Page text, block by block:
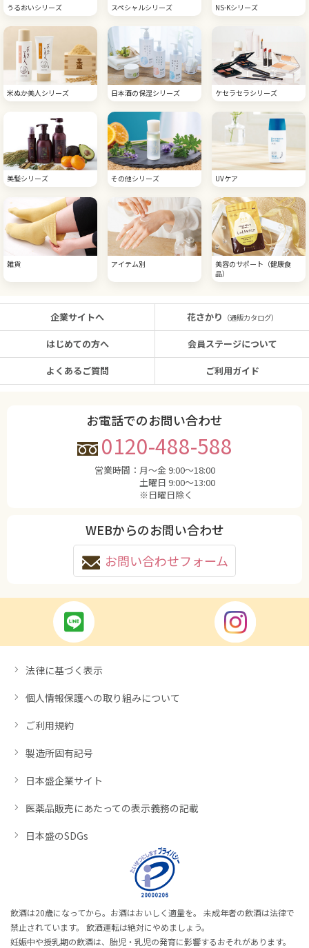
うるおいシリーズ スペシャルシリーズ NS-Kシリーズ
米ぬか美人シリーズ 日本酒の保湿シリーズ ケセラセラシリーズ
美髪シリーズ その他シリーズ UVケア
雑貨 アイテム別
美容のサポート（健康食
品）
企業サイトへ
はじめての方へ
よくあるご質問
花さかり （通販カタログ）
会員ステージについて
ご利用ガイド
お電話でのお問い合わせ
0120-488-588
営業時間： 月〜金 9:00〜18:00
土曜日 9:00〜13:00
※日曜日除く
WEBからのお問い合わせ
お問い合わせフォーム
法律に基づく表示
個人情報保護への取り組みについて
ご利用規約
製造所固有記号
日本盛企業サイト
医薬品販売にあたっての表示義務の記載
日本盛のSDGs
飲酒は20歳になってから。お酒はおいしく適量を。 未成年者の飲酒は法律で
禁止されています。 飲酒運転は絶対にやめましょう。
妊娠中や授乳期の飲酒は、胎児・乳児の発育に影響するおそれがあります。